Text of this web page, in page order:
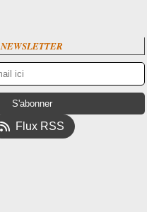
NEWSLETTER
Flux RSS